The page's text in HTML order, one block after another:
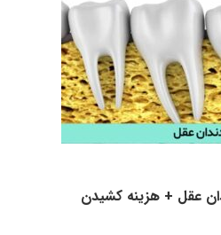
عقل + هزینه کشیدن